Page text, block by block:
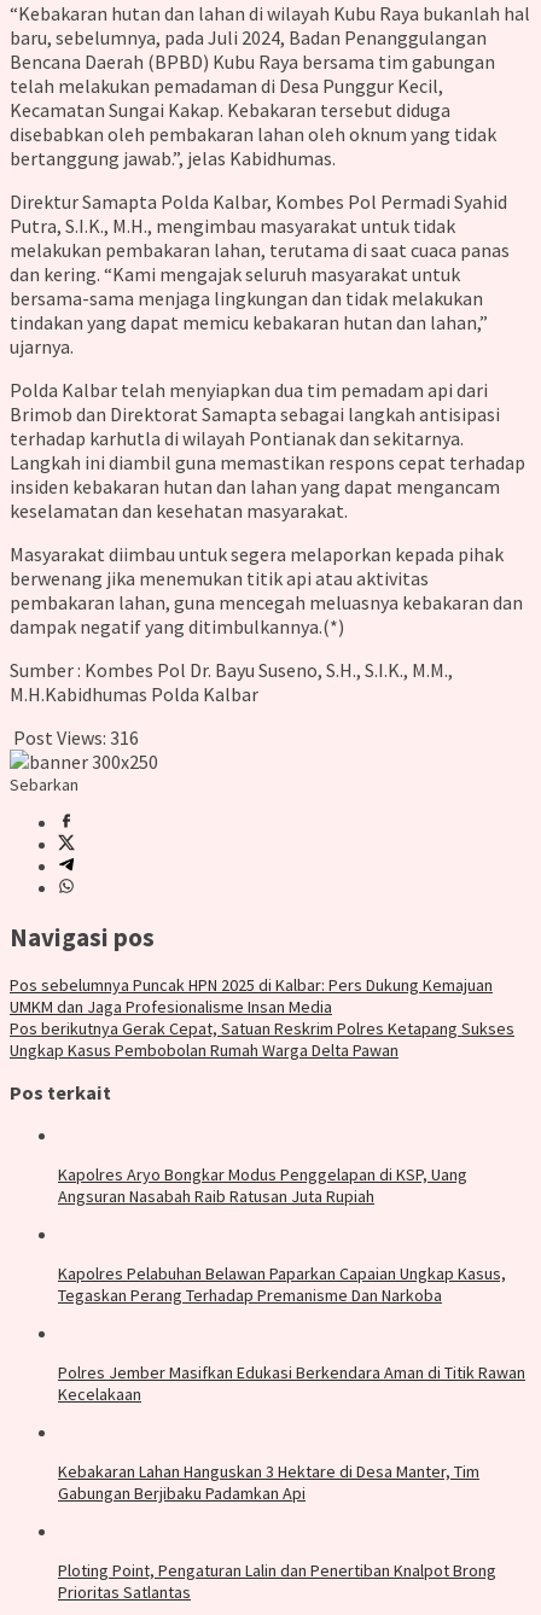
“Kebakaran hutan dan lahan di wilayah Kubu Raya bukanlah hal
baru, sebelumnya, pada Juli 2024, Badan Penanggulangan
Bencana Daerah (BPBD) Kubu Raya bersama tim gabungan
telah melakukan pemadaman di Desa Punggur Kecil,
Kecamatan Sungai Kakap. Kebakaran tersebut diduga
disebabkan oleh pembakaran lahan oleh oknum yang tidak
bertanggung jawab.”, jelas Kabidhumas.
Direktur Samapta Polda Kalbar, Kombes Pol Permadi Syahid
Putra, S.I.K., M.H., mengimbau masyarakat untuk tidak
melakukan pembakaran lahan, terutama di saat cuaca panas
dan kering. “Kami mengajak seluruh masyarakat untuk
bersama-sama menjaga lingkungan dan tidak melakukan
tindakan yang dapat memicu kebakaran hutan dan lahan,”
ujarnya.
Polda Kalbar telah menyiapkan dua tim pemadam api dari
Brimob dan Direktorat Samapta sebagai langkah antisipasi
terhadap karhutla di wilayah Pontianak dan sekitarnya.
Langkah ini diambil guna memastikan respons cepat terhadap
insiden kebakaran hutan dan lahan yang dapat mengancam
keselamatan dan kesehatan masyarakat.
Masyarakat diimbau untuk segera melaporkan kepada pihak
berwenang jika menemukan titik api atau aktivitas
pembakaran lahan, guna mencegah meluasnya kebakaran dan
dampak negatif yang ditimbulkannya.(*)
Sumber : Kombes Pol Dr. Bayu Suseno, S.H., S.I.K., M.M.,
M.H.Kabidhumas Polda Kalbar
Post Views: 316
Sebarkan
Navigasi pos
Pos sebelumnya Puncak HPN 2025 di Kalbar: Pers Dukung Kemajuan
UMKM dan Jaga Profesionalisme Insan Media
Pos berikutnya Gerak Cepat, Satuan Reskrim Polres Ketapang Sukses
Ungkap Kasus Pembobolan Rumah Warga Delta Pawan
Pos terkait
Kapolres Aryo Bongkar Modus Penggelapan di KSP, Uang
Angsuran Nasabah Raib Ratusan Juta Rupiah
Kapolres Pelabuhan Belawan Paparkan Capaian Ungkap Kasus,
Tegaskan Perang Terhadap Premanisme Dan Narkoba
Polres Jember Masifkan Edukasi Berkendara Aman di Titik Rawan
Kecelakaan
Kebakaran Lahan Hanguskan 3 Hektare di Desa Manter, Tim
Gabungan Berjibaku Padamkan Api
Ploting Point, Pengaturan Lalin dan Penertiban Knalpot Brong
Prioritas Satlantas